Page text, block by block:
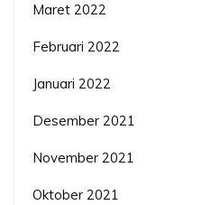
Maret 2022
Februari 2022
Januari 2022
Desember 2021
November 2021
Oktober 2021